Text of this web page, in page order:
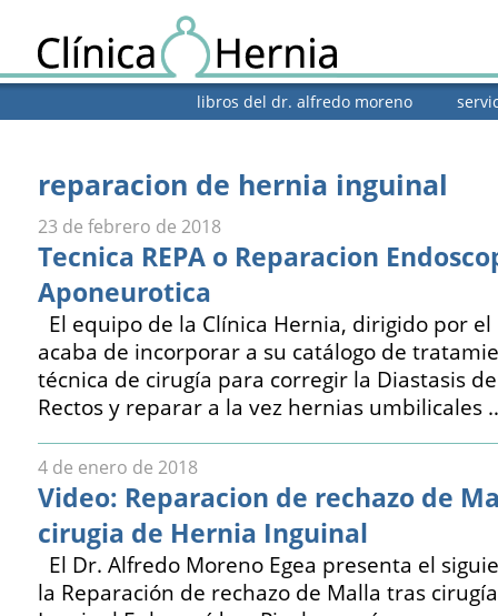
libros del dr. alfredo moreno
reparacion de hernia inguinal
23 de febrero de 2018
Tecnica REPA o Reparacion
Aponeurotica
El equipo de la Clínica Hernia, dirigido por el
acaba de incorporar a su catálogo de
técnica de cirugía para corregir la Diastasis
Rectos y reparar a la vez hernias umbilicales
4 de enero de 2018
Video: Reparacion de rechazo de
cirugia de Hernia Inguinal
El Dr. Alfredo Moreno Egea presenta el
la Reparación de rechazo de Malla tras